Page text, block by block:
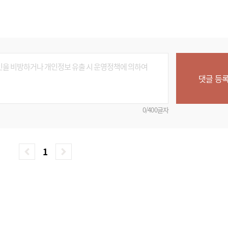
댓글 등
0/400글자
1